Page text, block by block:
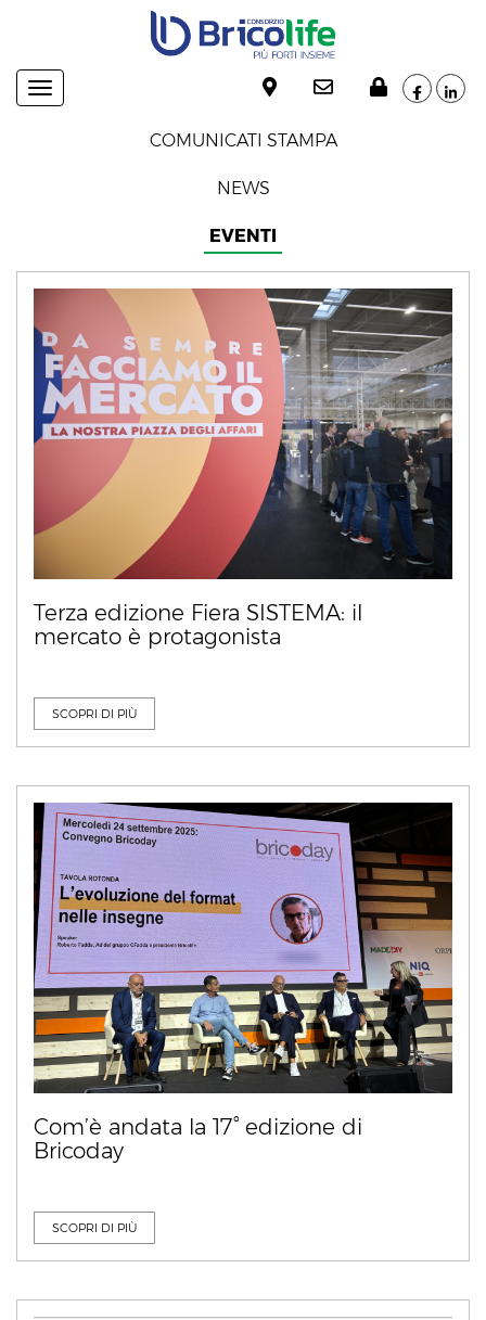
Navigation
COMUNICATI STAMPA
NEWS
EVENTI
Terza edizione Fiera SISTEMA: il
mercato è protagonista
SCOPRI DI PIÙ
Com’è andata la 17° edizione di
Bricoday
SCOPRI DI PIÙ